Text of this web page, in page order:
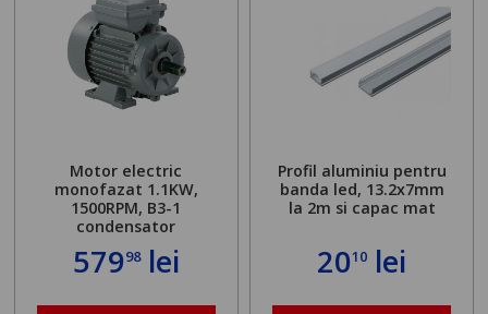
Motor electric
monofazat 1.1KW,
1500RPM, B3-1
condensator
57998lei
Profil aluminiu pentru
banda led, 13.2x7mm
la 2m si capac mat
2010 lei